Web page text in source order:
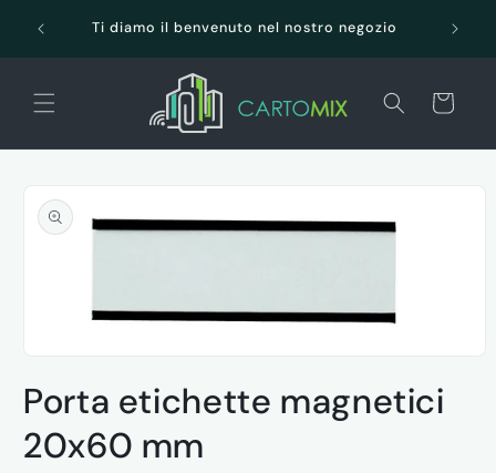
direttamenteTi diamo il benvenuto nel nostro negozio
Carrello
informazioni
sul prodotto
multimediali
1
in
finestra
modale
Porta etichette magnetici
20x60 mm